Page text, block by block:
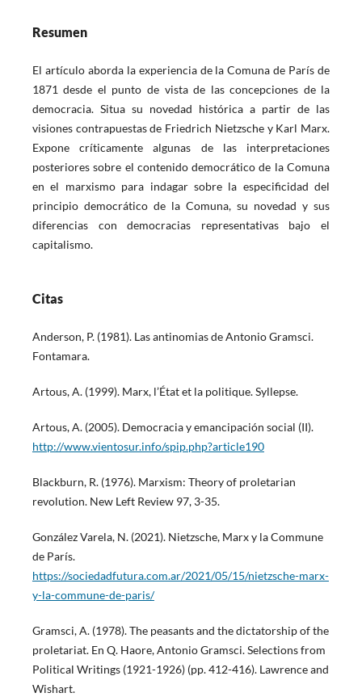
Resumen
El artículo aborda la experiencia de la Comuna de París de
1871 desde el punto de vista de las concepciones de la
democracia. Situa su novedad histórica a partir de las
visiones contrapuestas de Friedrich Nietzsche y Karl Marx.
Expone críticamente algunas de las interpretaciones
posteriores sobre el contenido democrático de la Comuna
en el marxismo para indagar sobre la especificidad del
principio democrático de la Comuna, su novedad y sus
diferencias con democracias representativas bajo el
capitalismo.
Citas
Anderson, P. (1981). Las antinomias de Antonio Gramsci.
Fontamara.
Artous, A. (1999). Marx, l’État et la politique. Syllepse.
Artous, A. (2005). Democracia y emancipación social (II).
http://www.vientosur.info/spip.php?article190
Blackburn, R. (1976). Marxism: Theory of proletarian
revolution. New Left Review 97, 3-35.
González Varela, N. (2021). Nietzsche, Marx y la Commune
de París.
https://sociedadfutura.com.ar/2021/05/15/nietzsche-marx-
y-la-commune-de-paris/
Gramsci, A. (1978). The peasants and the dictatorship of the
proletariat. En Q. Haore, Antonio Gramsci. Selections from
Political Writings (1921-1926) (pp. 412-416). Lawrence and
Wishart.